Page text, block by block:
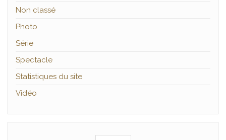
Non classé
Photo
Série
Spectacle
Statistiques du site
Vidéo